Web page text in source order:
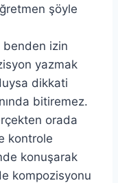
şöyle
izin
yazmak
dikkati
bitiremez.
orada
kontrole
konuşarak
kompozisyonu